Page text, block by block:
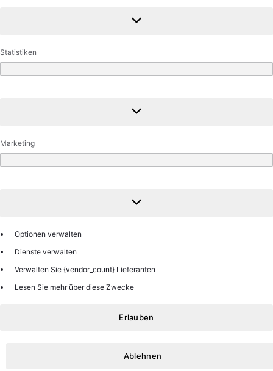
Statistiken
Marketing
Optionen verwalten
Dienste verwalten
Verwalten Sie {vendor_count} Lieferanten
Lesen Sie mehr über diese Zwecke
Erlauben
Ablehnen